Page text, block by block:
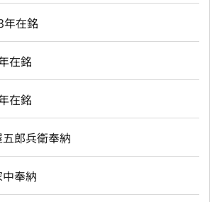
在銘
在銘
在銘
郎兵衛奉納
奉納